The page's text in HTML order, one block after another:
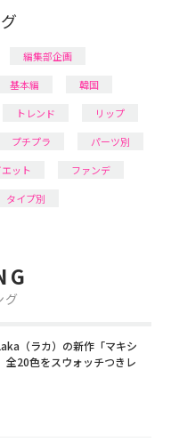
編集部企画
基本編
韓国
トレンド
リップ
プチプラ
パーツ別
ット
ファンデ
タイプ別
グ
（ラカ）の新作「マキシ
全20色をスウォッチつきレ